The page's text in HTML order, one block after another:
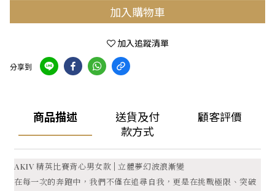
加入購物車
加入追蹤清單
分享到
商品描述
送貨及付
款方式
顧客評價
AKIV 精英比賽背心男女款 | 立體夢幻波浪漸變
在每一次的奔跑中，我們不僅在追尋自我，更是在挑戰極限、突破